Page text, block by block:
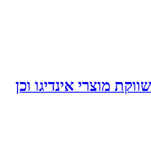
אינדיגו וכן